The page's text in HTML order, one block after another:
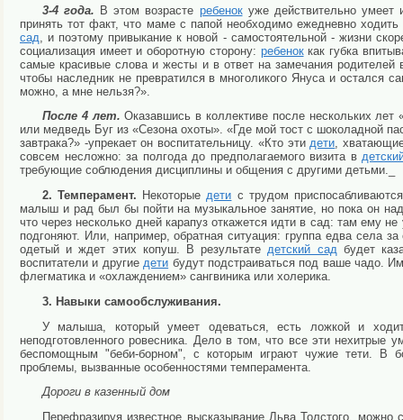
3-4 года. В этом возрасте ребенокуже действительно умеет
принять тот факт, что маме с папой необходимо ежедневно
сад , и поэтому привыкание к новой - самостоятельной - жизни
социализация имеет и оборотную сторону: ребеноккак губка
самые красивые слова и жесты и в ответ на замечания родителей
чтобы наследник не превратился в многоликого Януса и
можно, а мне нельзя?».
После 4 лет.Оказавшись в коллективе после нескольких лет
или медведь Буг из «Сезона охоты». «Где мой тост с шоколадной
завтрака?» -упрекает он воспитательницу. «Кто этидети,
совсем несложно: за полгода до предполагаемого визита в
требующие соблюдения дисциплины и общения с другими детьми._
2. Темперамент. Некоторыедети с трудом
малыш и рад был бы пойти на музыкальное занятие, но пока он
что через несколько дней карапуз откажется идти в сад: там ему
подгоняют. Или, например, обратная ситуация: группа едва села
одетый и ждет этих копуш. В результатедетский садбудет
воспитатели и другиедети будут подстраиваться под ваше чадо.
флегматика и «охлаждением» сангвиника или холерика.
3. Навыки самообслуживания.
У малыша, который умеет одеваться, есть ложкой и
неподготовленного ровесника. Дело в том, что все эти нехитрые
беспомощным "беби-борном", с которым играют чужие тети. В
проблемы, вызванные особенностями темперамента.
Дороги в казенный дом
Перефразируя известное высказывание Льва Толстого, можно